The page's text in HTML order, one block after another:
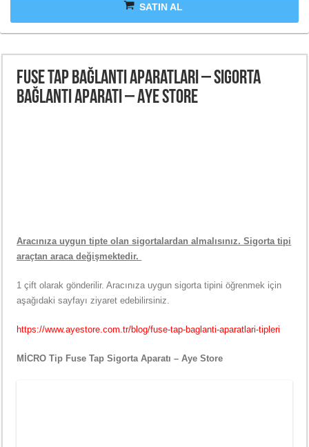
SATIN AL
Fuse Tap Bağlantı Aparatları – Sigorta
Bağlantı Aparatı – Aye Store
Aracınıza uygun tipte olan sigortalardan almalısınız. Sigorta tipi
araçtan araca değişmektedir.
1 çift olarak gönderilir. Aracınıza uygun sigorta tipini öğrenmek için
aşağıdaki sayfayı ziyaret edebilirsiniz.
https://www.ayestore.com.tr/blog/fuse-tap-baglanti-aparatlari-tipleri
MİCRO Tip Fuse Tap Sigorta Aparatı – Aye Store